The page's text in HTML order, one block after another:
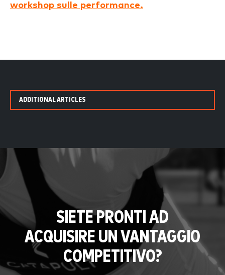
workshop sulle performance.
ADDITIONAL ARTICLES
SIETE PRONTI AD
ACQUISIRE UN VANTAGGIO
COMPETITIVO?